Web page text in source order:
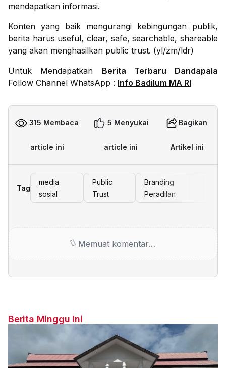
mendapatkan informasi.
Konten yang baik mengurangi kebingungan publik,
berita harus useful, clear, safe, searchable, shareable
yang akan menghasilkan public trust. (yl/zm/ldr)
Untuk Mendapatkan Berita Terbaru Dandapala
Follow Channel WhatsApp : Info Badilum MA RI
315 Membaca
article ini
5 Menyukai
article ini
Bagikan
Artikel ini
Tag
media
sosial
Public
Trust
Branding
Peradilan
Memuat komentar…
Berita Minggu Ini